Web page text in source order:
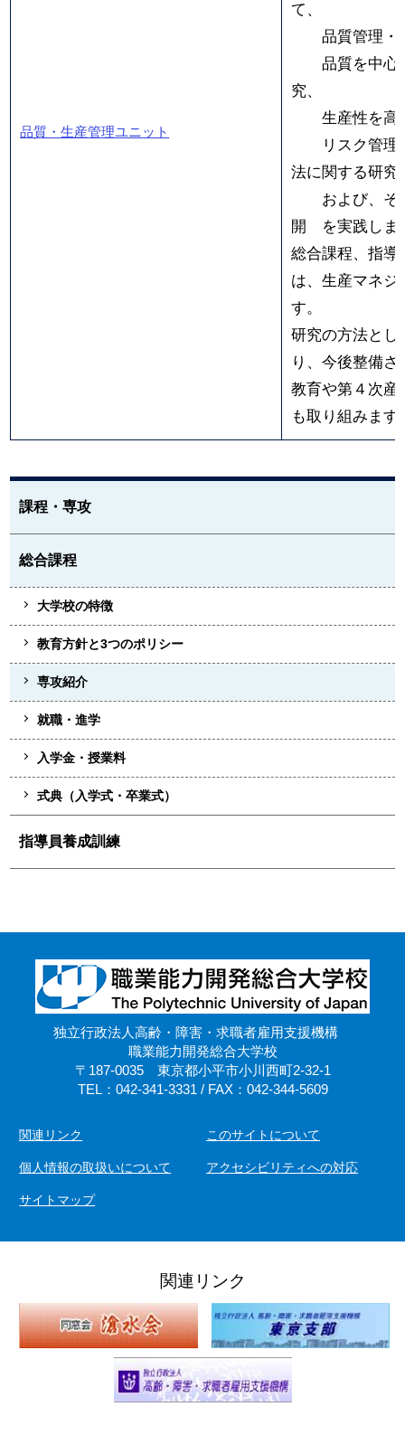
品質・生産管理ユニット
て、
品質管理・品
品質を中心と
究、
生産性を高め
リスク管理等
法に関する研究
および、その
開 を実践しま
総合課程、指導
は、生産マネジ
す。
研究の方法とし
り、今後整備
教育や第４次産
も取り組みます
課程・専攻
総合課程
大学校の特徴
教育方針と3つのポリシー
専攻紹介
就職・進学
入学金・授業料
式典（入学式・卒業式）
指導員養成訓練
独立行政法人高齢・障害・求職者雇用支援機構
職業能力開発総合大学校
〒187-0035 東京都小平市小川西町2-32-1
TEL：042-341-3331 / FAX：042-344-5609
関連リンク このサイトについて
個人情報の取扱いについて アクセシビリティへの対応
サイトマップ
関連リンク